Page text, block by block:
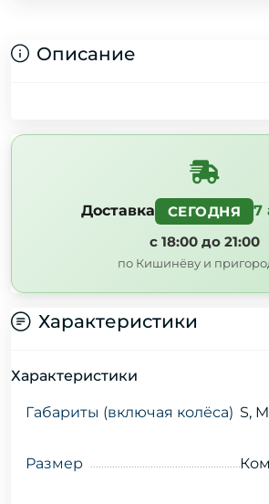
Описание
Доставка СЕГОДНЯ
7
с 18:00 до 21:00
по Кишинёву и
Характеристики
Характеристики
Габариты (включая колёса) S,
Размер